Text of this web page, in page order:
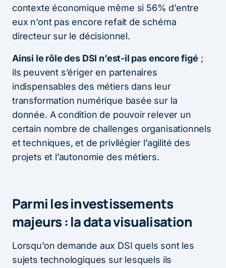
contexte économique même si 56% d’entre
eux n’ont pas encore refait de schéma
directeur sur le décisionnel.
Ainsi le rôle des DSI n’est-il pas encore figé ;
ils peuvent s’ériger en partenaires
indispensables des métiers dans leur
transformation numérique basée sur la
donnée. A condition de pouvoir relever un
certain nombre de challenges organisationnels
et techniques, et de privilégier l’agilité des
projets et l’autonomie des métiers.
Parmi les investissements
majeurs : la data visualisation
Lorsqu’on demande aux DSI quels sont les
sujets technologiques sur lesquels ils